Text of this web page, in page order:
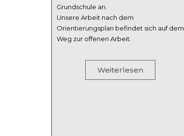
Grundschule an.
Unsere Arbeit nach dem
Orientierungsplan befindet sich auf dem
Weg zur offenen Arbeit.
Weiterlesen